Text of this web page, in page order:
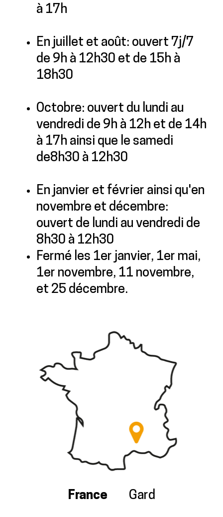
à 17h
En juillet et août: ouvert 7j/7
de 9h à 12h30 et de 15h à
18h30
Octobre: ouvert du lundi au
vendredi de 9h à 12h et de 14h
à 17h ainsi que le samedi
de8h30 à 12h30
En janvier et février ainsi qu'en
novembre et décembre:
ouvert de lundi au vendredi de
8h30 à 12h30
Fermé les 1er janvier, 1er mai,
1er novembre, 11 novembre,
et 25 décembre.
France Gard